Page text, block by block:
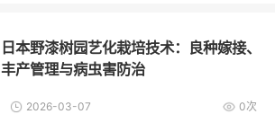
日本野漆树园艺化栽培技术：良种嫁接、
丰产管理与病虫害防治
0次
2026-03-07